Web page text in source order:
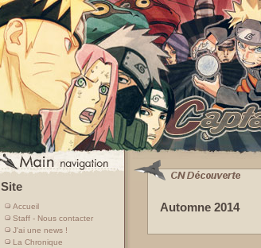
Site
Accueil
Staff - Nous contacter
J'ai une news !
La Chronique
Automne 2014